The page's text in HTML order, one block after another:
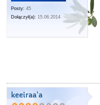
Posty: 45
Dołączył(a): 15.06.2014
keeiraa'a